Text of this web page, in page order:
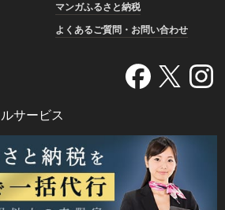
マンガふるさと納税
よくあるご質問・お問い合わせ
サービス